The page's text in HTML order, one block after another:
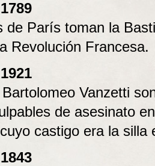
de París toman la
Revolución Francesa.
Vanzetti
de asesinato
castigo era la silla